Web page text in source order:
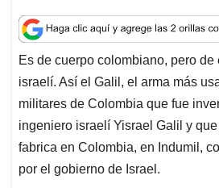
a
t
s
A
p
p
c
e
b
o
o
k
n
k
e
d
I
n
a
i
l
r
e
a
d
s
Es de cuerpo colombiano, pero de
israelí. Así el Galil, el arma más
militares de Colombia que fue
ingeniero israelí Yisrael Galil y
fabrica en Colombia, en Indumil,
por el gobierno de Israel.